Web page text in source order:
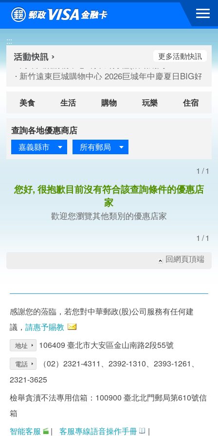
跳到主要內容區塊
:::
高雄大樂購物中心 刷卡郵好禮(活動期間：115/08/07-
臺北三創生活 有點東西第2波 刷卡郵好禮(活動期間：
高雄大樂購物中心 刷卡郵好禮(活動期間：115/08/07-
新竹遠東巨城購物中心 2026巨城年中慶夏日BIG好刷(
更多活動快訊
美食 生活 購物 玩樂 住宿
查詢各地優惠商店
嘉義縣市 所有郵局
1/1
您好, 很抱歉目前沒有符合該查詢條件的優惠店
家
歡迎您瀏覽其他類別的優惠店家
1/1
回網頁頂端
感謝您的蒞臨，若您對中華郵政(股)公司服務有任何建
議， 請惠予賜教
地址 106409 臺北市大安區金山南路2段55號
電話
（02）2321-4311、2392-1310、2393-1261、
2321-3625
檢舉貪瀆不法專用信箱：100900 臺北北門郵局第610號信
箱
智能客服
| 客服專線語音操作手冊 |